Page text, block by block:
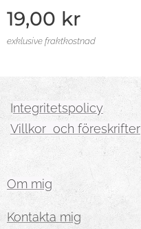
19,00 kr
exklusive fraktkostnad
Integritetspolicy
Villkor och föreskrifter
Om mig
Kontakta mig